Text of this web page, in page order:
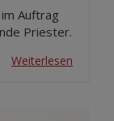
Auftrag
Priester.
Weiterlesen